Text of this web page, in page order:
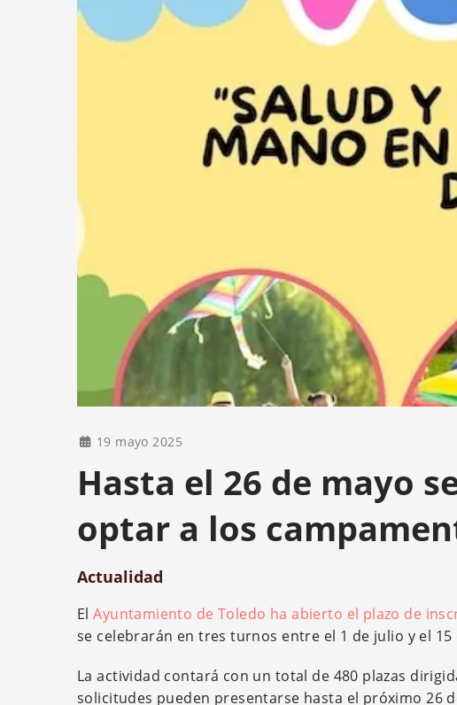
19 mayo 2025
Hasta el 26 de mayo
optar a los
Actualidad
ElAyuntamiento de Toledo ha abierto el plazo de
se celebrarán en tres turnos entre el 1 de julio y el 15
La actividad contará con un total de 480 plazas
solicitudes pueden presentarse hasta el próximo 26